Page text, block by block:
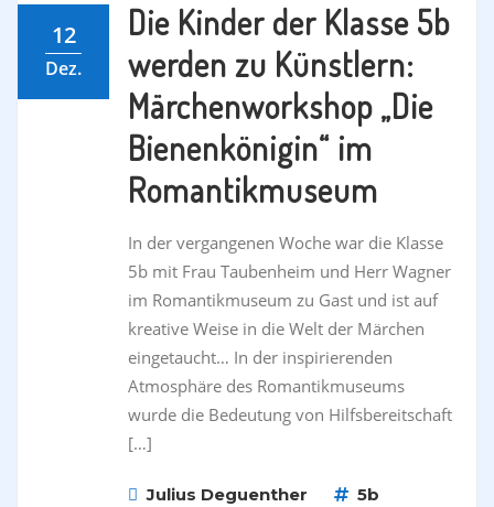
12
Dez.
Die Kinder der Klasse 5b
werden zu Künstlern:
Märchenworkshop „Die
Bienenkönigin“ im
Romantikmuseum
In der vergangenen Woche war die Klasse
5b mit Frau Taubenheim und Herr Wagner
im Romantikmuseum zu Gast und ist auf
kreative Weise in die Welt der Märchen
eingetaucht… In der inspirierenden
Atmosphäre des Romantikmuseums
wurde die Bedeutung von Hilfsbereitschaft
[…]
Julius Deguenther
5b